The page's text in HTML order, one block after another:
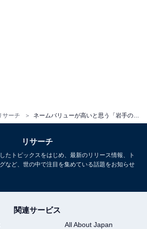
サーチ
リサーチ
たトピックスをはじめ、最新のリリース情報、ト
など、世の中で注目を集めている話題をお知らせ
関連サービス
All About Japan